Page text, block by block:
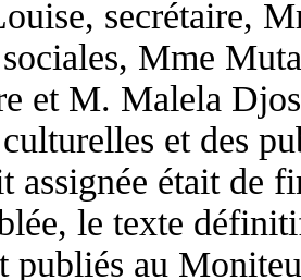
secrétaire,
Mme
et M. Malela
et des
assignée était de
le texte
publiés au